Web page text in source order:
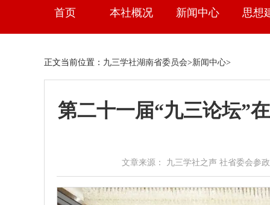
首页 本社概况 新闻中心 思想
当前位置： 九三学社湖南省委员会>新闻中心>
正文
第二十一届“九三论坛”
文章来源： 九三学社之声 社省委会参